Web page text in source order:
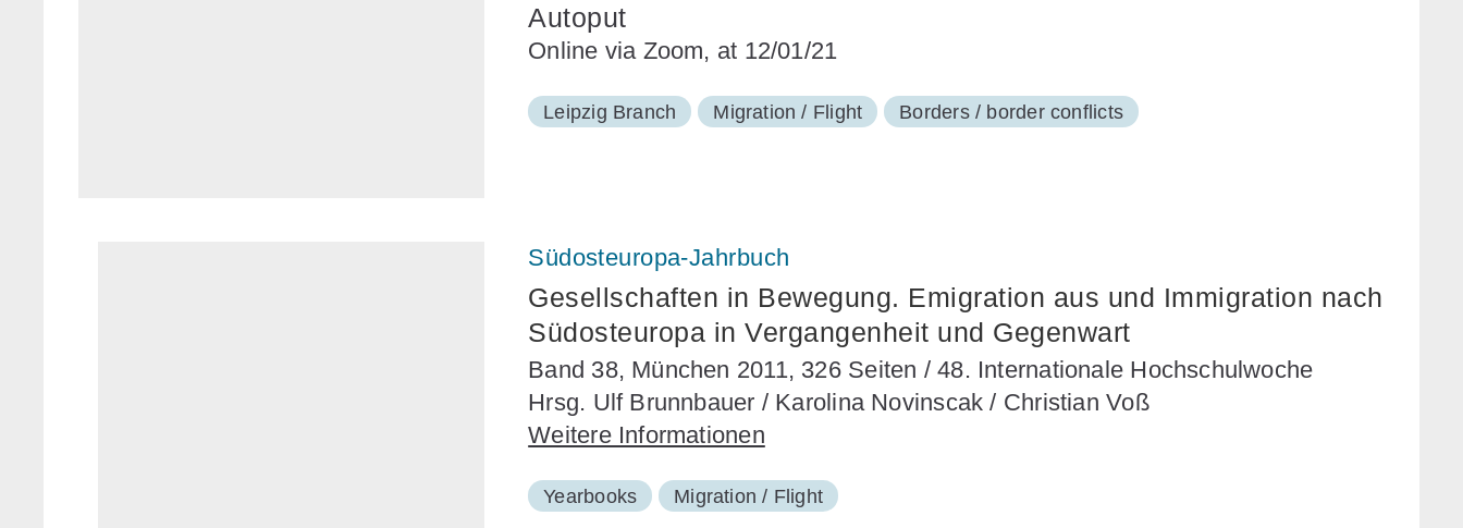
Autoput
Online via Zoom, at 12/01/21
Leipzig Branch Migration / Flight Borders / border conflicts
Südosteuropa-Jahrbuch
Gesellschaften in Bewegung. Emigration aus und Immigration nach
Südosteuropa in Vergangenheit und Gegenwart
Band 38, München 2011, 326 Seiten / 48. Internationale Hochschulwoche
Hrsg. Ulf Brunnbauer / Karolina Novinscak / Christian Voß
Weitere Informationen
Yearbooks Migration / Flight